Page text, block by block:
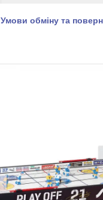
Умови обміну та